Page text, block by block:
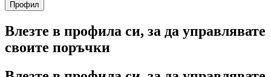
Профил
Влезте в профила си, за да управлявате
своитe поръчки